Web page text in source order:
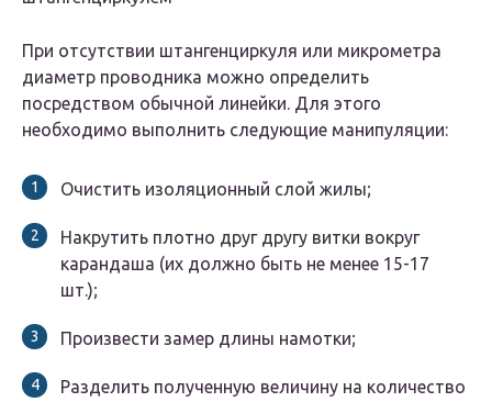
При отсутствии штангенциркуля или микрометра
диаметр проводника можно определить
посредством обычной линейки. Для этого
необходимо выполнить следующие манипуляции:
Очистить изоляционный слой жилы;
Накрутить плотно друг другу витки вокруг
карандаша (их должно быть не менее 15-17
шт.);
Произвести замер длины намотки;
Разделить полученную величину на количество